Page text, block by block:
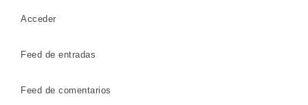
Acceder
Feed de entradas
Feed de comentarios